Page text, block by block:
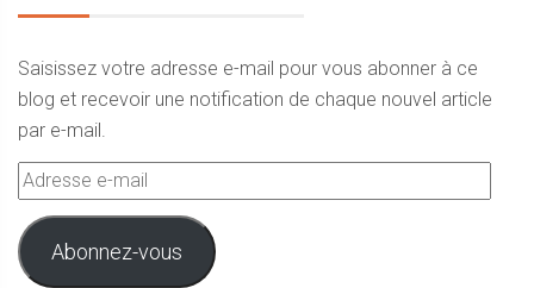
Saisissez votre adresse e-mail pour vous abonner à ce
blog et recevoir une notification de chaque nouvel article
par e-mail.
Adresse
e-
mail
Abonnez-vous